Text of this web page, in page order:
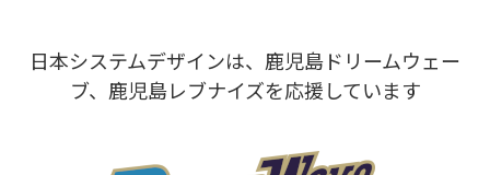
日本システムデザインは、鹿児島ドリームウェー
ブ、鹿児島レブナイズを応援しています